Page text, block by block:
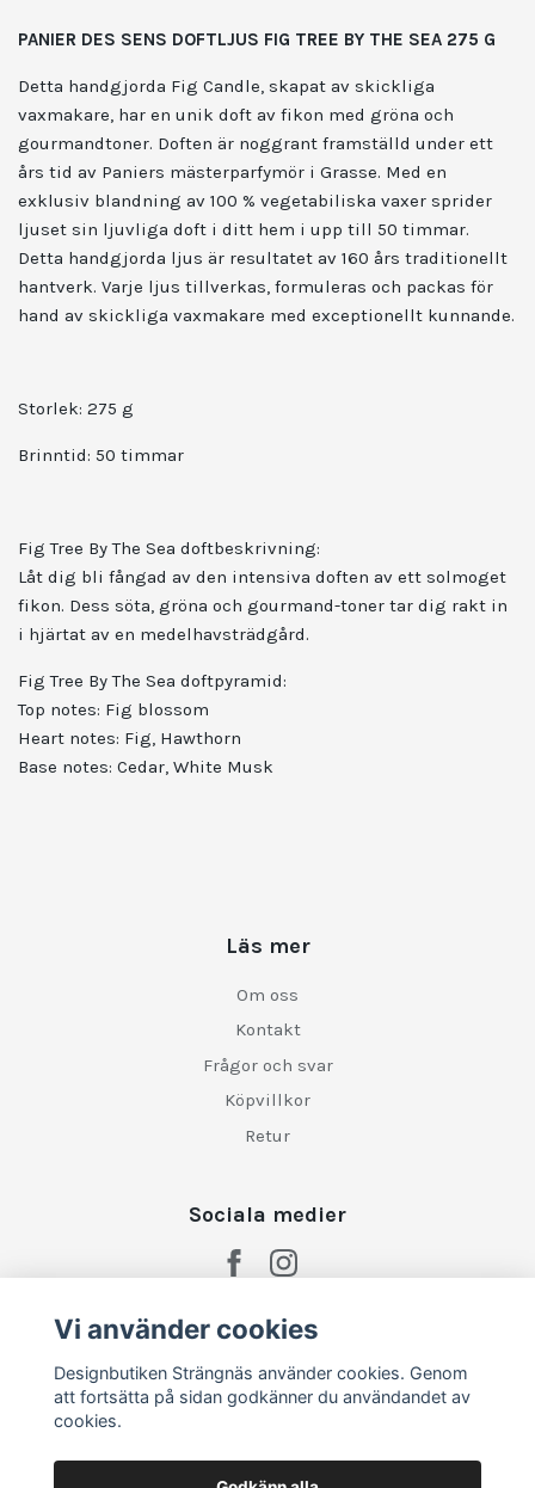
PANIER DES SENS DOFTLJUS FIG TREE BY THE SEA 275 G
Detta handgjorda Fig Candle, skapat av skickliga
vaxmakare, har en unik doft av fikon med gröna och
gourmandtoner. Doften är noggrant framställd under ett
års tid av Paniers mästerparfymör i Grasse. Med en
exklusiv blandning av 100 % vegetabiliska vaxer sprider
ljuset sin ljuvliga doft i ditt hem i upp till 50 timmar.
Detta handgjorda ljus är resultatet av 160 års traditionellt
hantverk. Varje ljus tillverkas, formuleras och packas för
hand av skickliga vaxmakare med exceptionellt kunnande.
Storlek: 275 g
Brinntid: 50 timmar
Fig Tree By The Sea doftbeskrivning:
Låt dig bli fångad av den intensiva doften av ett solmoget
fikon. Dess söta, gröna och gourmand-toner tar dig rakt in
i hjärtat av en medelhavsträdgård.
Fig Tree By The Sea doftpyramid:
Top notes: Fig blossom
Heart notes: Fig, Hawthorn
Base notes: Cedar, White Musk
Läs mer
Om oss
Kontakt
Frågor och svar
Köpvillkor
Retur
Sociala medier
Vi använder cookies
Designbutiken Strängnäs använder cookies. Genom
att fortsätta på sidan godkänner du användandet av
cookies.